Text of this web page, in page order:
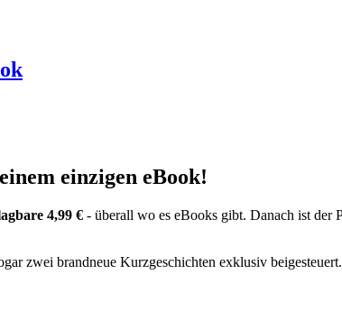
einzigen eBook!
4,99 € - überall wo es eBooks gibt. Danach ist der
zwei brandneue Kurzgeschichten exklusiv